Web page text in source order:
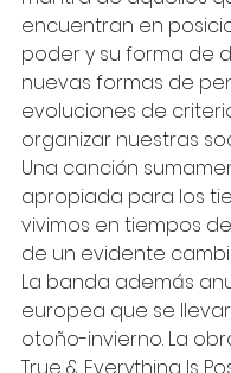
encuentran en
poder y su forma de
nuevas formas de
evoluciones de
organizar nuestras
Una canción
apropiada para los
vivimos en tiempos
de un evidente
La banda además
europea que se
otoño-invierno. La